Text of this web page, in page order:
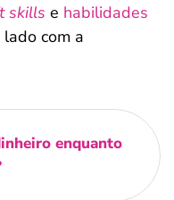
skills e habilidades
com a
enquanto